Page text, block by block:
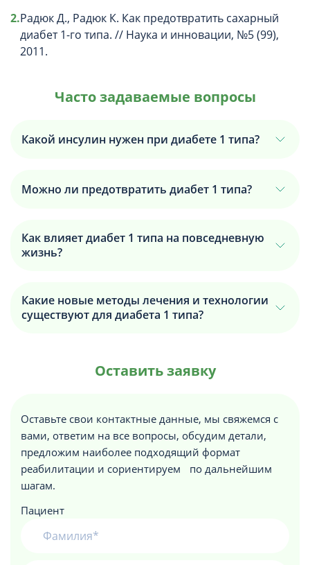
Радюк Д., Радюк К. Как предотвратить сахарный
диабет 1-го типа. // Наука и инновации, №5 (99),
2011.
Часто задаваемые вопросы
Какой инсулин нужен при диабете 1 типа?
Можно ли предотвратить диабет 1 типа?
Как влияет диабет 1 типа на повседневную
жизнь?
Какие новые методы лечения и технологии
существуют для диабета 1 типа?
Оставить заявку
Оставьте свои контактные данные, мы свяжемся с
вами, ответим на все вопросы, обсудим детали,
предложим наиболее подходящий формат
реабилитации и сориентируем по дальнейшим
шагам.
Пациент